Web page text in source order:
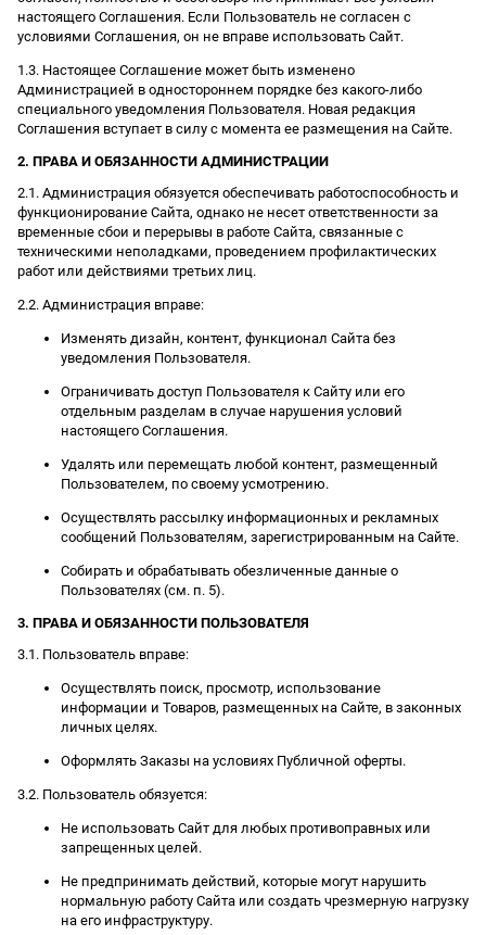
настоящего Соглашения. Если Пользователь не согласен с
условиями Соглашения, он не вправе использовать Сайт.
1.3. Настоящее Соглашение может быть изменено
Администрацией в одностороннем порядке без какого-либо
специального уведомления Пользователя. Новая редакция
Соглашения вступает в силу с момента ее размещения на Сайте.
2. ПРАВА И ОБЯЗАННОСТИ АДМИНИСТРАЦИИ
2.1. Администрация обязуется обеспечивать работоспособность и
функционирование Сайта, однако не несет ответственности за
временные сбои и перерывы в работе Сайта, связанные с
техническими неполадками, проведением профилактических
работ или действиями третьих лиц.
2.2. Администрация вправе:
Изменять дизайн, контент, функционал Сайта без
уведомления Пользователя.
Ограничивать доступ Пользователя к Сайту или его
отдельным разделам в случае нарушения условий
настоящего Соглашения.
Удалять или перемещать любой контент, размещенный
Пользователем, по своему усмотрению.
Осуществлять рассылку информационных и рекламных
сообщений Пользователям, зарегистрированным на Сайте.
Собирать и обрабатывать обезличенные данные о
Пользователях (см. п. 5).
3. ПРАВА И ОБЯЗАННОСТИ ПОЛЬЗОВАТЕЛЯ
3.1. Пользователь вправе:
Осуществлять поиск, просмотр, использование
информации и Товаров, размещенных на Сайте, в законных
личных целях.
Оформлять Заказы на условиях Публичной оферты.
3.2. Пользователь обязуется:
Не использовать Сайт для любых противоправных или
запрещенных целей.
Не предпринимать действий, которые могут нарушить
нормальную работу Сайта или создать чрезмерную нагрузку
на его инфраструктуру.